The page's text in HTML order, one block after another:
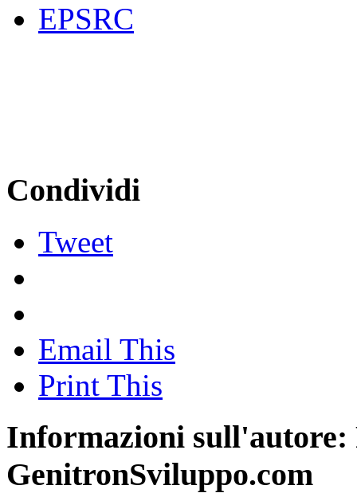
EPSRC
Condividi
Tweet
Email This
Print This
Informazioni sull'autore:
GenitronSviluppo.com